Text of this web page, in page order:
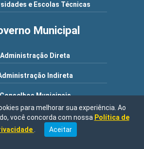
e Escolas Técnicas
Municipal
Administração Direta
Indireta
Municipais
Destaques e Prêmios
Gabinete do Prefeito
para melhorar sua experiência. Ao
você concorda com nossa Política de
Aceitar